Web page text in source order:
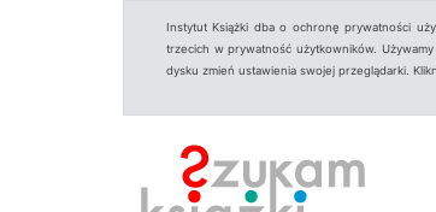
Instytut Książki dba o ochronę prywatności
trzecich w prywatność użytkowników.
dysku zmień ustawienia swojej przeglądarki.